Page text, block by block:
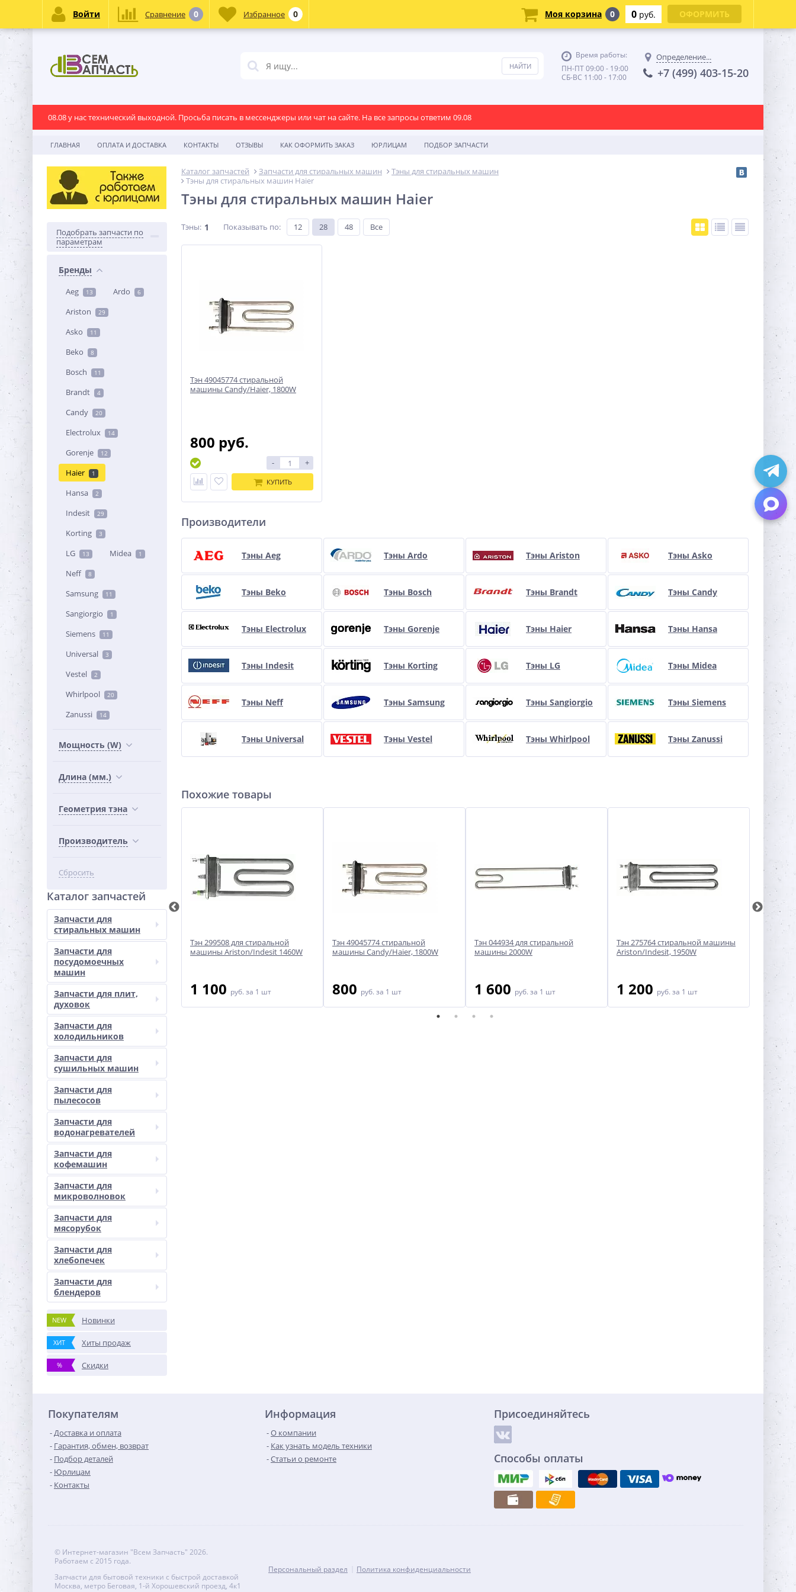
Время работы:
ПН-ПТ 09:00 - 19:00
СБ-ВС 11:00 - 17:00
Определение...
+7 (499) 403-15-20
08.08 у нас технический выходной. Просьба писать в мессенджеры или чат на сайте. На все запросы ответим 09.08
ГЛАВНАЯ ОПЛАТА И ДОСТАВКА КОНТАКТЫ ОТЗЫВЫ КАК ОФОРМИТЬ ЗАКАЗ ЮРЛИЦАМ ПОДБОР ЗАПЧАСТИ
Подобрать запчасти по
параметрам
Бренды
Aeg 13 Ardo 6
Ariston 29
Asko 11
Beko 8
Bosch 11
Brandt 4
Candy 20
Electrolux 14
Gorenje 12
Haier 1
Hansa 2
Indesit 29
Korting 3
LG 13 Midea 1
Neff 8
Samsung 11
Sangiorgio 1
Siemens 11
Universal 3
Vestel 2
Whirlpool 20
Zanussi 14
Мощность (W)
Длина (мм.)
Геометрия тэна
Производитель
Сбросить
Каталог запчастей
Запчасти для
стиральных машин
Запчасти для
посудомоечных
машин
Запчасти для плит,
духовок
Запчасти для
холодильников
Запчасти для
сушильных машин
Запчасти для
пылесосов
Запчасти для
водонагревателей
Запчасти для
кофемашин
Запчасти для
микроволновок
Запчасти для
мясорубок
Запчасти для
хлебопечек
Запчасти для
блендеров
NEW Новинки
ХИТ Хиты продаж
% Скидки
Каталог запчастей Запчасти для стиральных машин
Тэны для стиральных машин
Тэны для стиральных машин Haier
Тэны для стиральных машин Haier
Тэны: 1 Показывать по: 12 28 48 Все
Тэн 49045774 стиральной
машины Candy/Haier, 1800W
800 руб.
- +
КУПИТЬ
Производители
Тэны Aeg Тэны Ardo Тэны Ariston Тэны Asko
Тэны Beko Тэны Bosch Тэны Brandt Тэны Candy
Тэны Electrolux Тэны Gorenje Тэны Haier Тэны Hansa
Тэны Indesit Тэны Korting Тэны LG Тэны Midea
Тэны Neff Тэны Samsung Тэны Sangiorgio Тэны Siemens
Тэны Universal Тэны Vestel Тэны Whirlpool Тэны Zanussi
Похожие товары
Тэн HTR001AR стиральной
машины Ariston/Indesit 1700W
800руб.за 1 шт
Тэн 299508 для стиральной
машины Ariston/Indesit 1460W
1 100 руб. за 1 шт
Тэн 49045774 стиральной
машины Candy/Haier, 1800W
800 руб. за 1 шт
Тэн 044934 для стиральной
машины 2000W
1 600 руб. за 1 шт
Тэн 275764 стиральной машины
Ariston/Indesit, 1950W
1 200 руб. за 1 шт
Candy -
1
Покупателям
Доставка и оплата
Гарантия, обмен, возврат
Подбор деталей
Юрлицам
Контакты
Информация
О компании
Как узнать модель техники
Статьи о ремонте
Присоединяйтесь
Способы оплаты
© Интернет-магазин "Всем Запчасть" 2026.
Работаем с 2015 года.
Запчасти для бытовой техники с быстрой доставкой
Москва, метро Беговая, 1-й Хорошевский проезд, 4к1
Персональный раздел Политика конфиденциальности
Войти Сравнение 0 Избранное 0 Моя корзина 0 0 руб. ОФОРМИТЬ